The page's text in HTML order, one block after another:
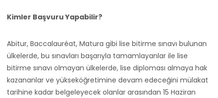
Kimler Başvuru Yapabilir?
Abitur, Baccalauréat, Matura gibi lise bitirme sınavı bulunan
ülkelerde, bu sınavları başarıyla tamamlayanlar ile lise
bitirme sınavı olmayan ülkelerde, lise diploması almaya hak
kazananlar ve yükseköğretimine devam edeceğini mülakat
tarihine kadar belgeleyecek olanlar arasından 15 Haziran